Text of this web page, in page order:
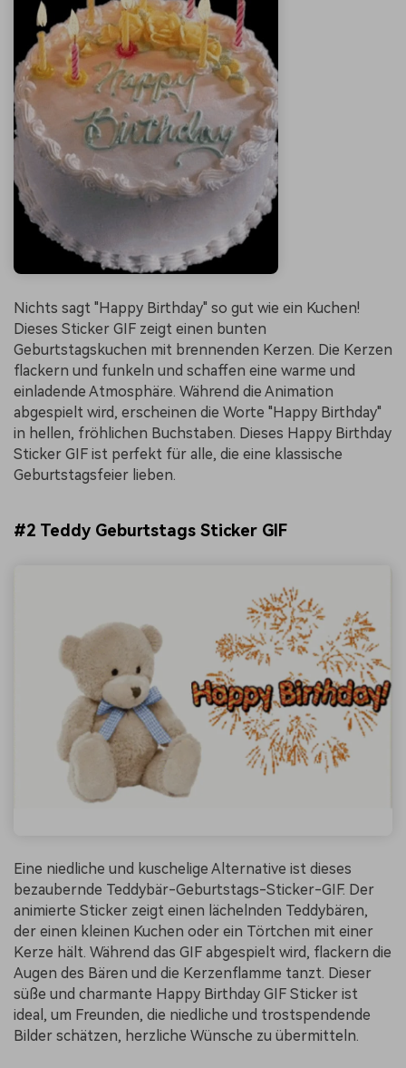
Nichts sagt "Happy Birthday" so gut wie ein Kuchen!
Dieses Sticker GIF zeigt einen bunten
Geburtstagskuchen mit brennenden Kerzen. Die Kerzen
flackern und funkeln und schaffen eine warme und
einladende Atmosphäre. Während die Animation
abgespielt wird, erscheinen die Worte "Happy Birthday"
in hellen, fröhlichen Buchstaben. Dieses Happy Birthday
Sticker GIF ist perfekt für alle, die eine klassische
Geburtstagsfeier lieben.
#2 Teddy Geburtstags Sticker GIF
Eine niedliche und kuschelige Alternative ist dieses
bezaubernde Teddybär-Geburtstags-Sticker-GIF. Der
animierte Sticker zeigt einen lächelnden Teddybären,
der einen kleinen Kuchen oder ein Törtchen mit einer
Kerze hält. Während das GIF abgespielt wird, flackern die
Augen des Bären und die Kerzenflamme tanzt. Dieser
süße und charmante Happy Birthday GIF Sticker ist
ideal, um Freunden, die niedliche und trostspendende
Bilder schätzen, herzliche Wünsche zu übermitteln.